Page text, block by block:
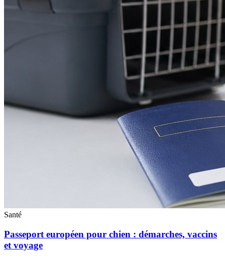
Santé
Passeport européen pour chien : démarches, vaccins
et voyage